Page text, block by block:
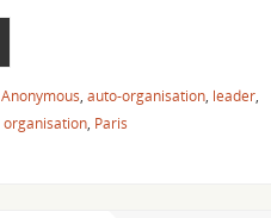
Anonymous auto-organisation, leader,
organisation, Paris